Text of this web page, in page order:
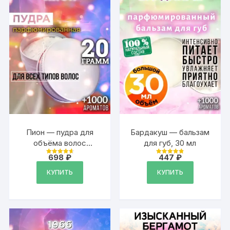
Пион — пудра для
объёма волос
Аурасо, 20 гр
Оценка
из 5
698₽
КУПИТЬ
Бардакуш — бальзам
для губ, 30 мл
Оценка
из 5
447 ₽
КУПИТЬ